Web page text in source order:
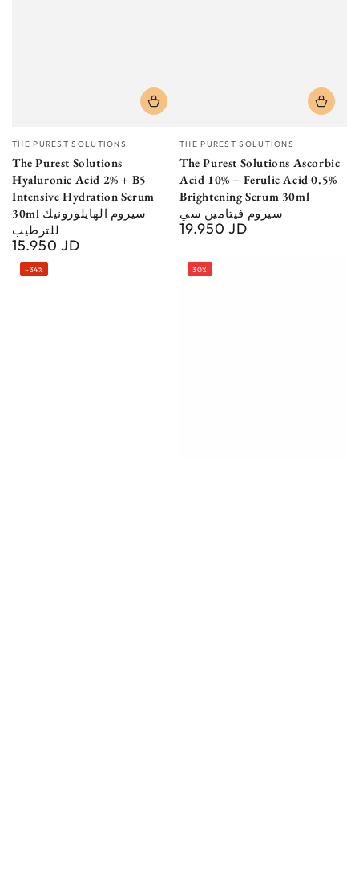
Vendor:
THE PUREST SOLUTIONS
The Purest Solutions
Hyaluronic Acid 2% + B5
Intensive Hydration Serum
30ml سيروم الهايلورونيك
للترطيب
Regular
price
15.950 JD
Vendor:
THE PUREST SOLUTIONS
The Purest Solutions Ascorbic
Acid 10% + Ferulic Acid 0.5%
Brightening Serum 30ml
سيروم فيتامين سي
Regular
19.950 JD
–34% 30%